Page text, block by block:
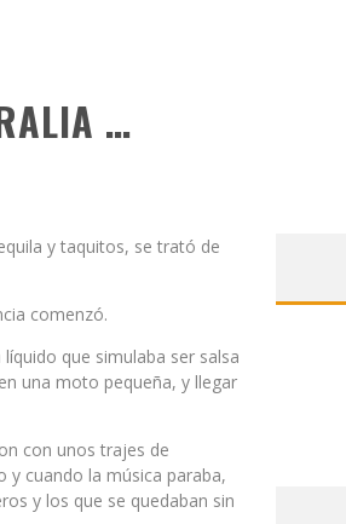
…
y taquitos, se trató de
comenzó.
que simulaba ser salsa
una moto pequeña, y llegar
con unos trajes de
y cuando la música paraba,
y los que se quedaban sin